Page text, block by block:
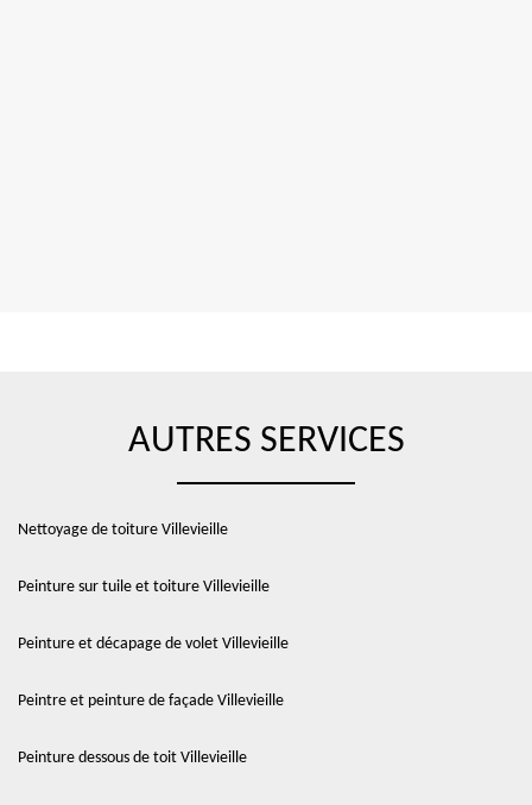
AUTRES SERVICES
Nettoyage de toiture Villevieille
Peinture sur tuile et toiture Villevieille
Peinture et décapage de volet Villevieille
Peintre et peinture de façade Villevieille
Peinture dessous de toit Villevieille